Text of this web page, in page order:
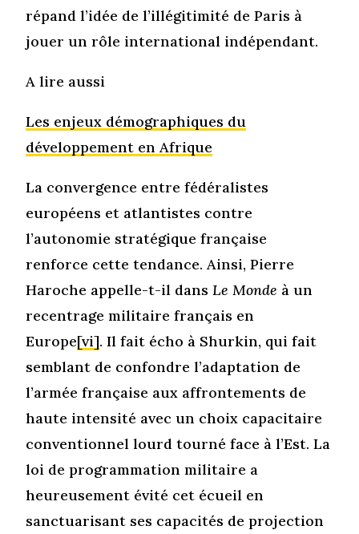
répand l’idée de l’illégitimité de Paris à
jouer un rôle international indépendant.
A lire aussi
Les enjeux démographiques du
développement en Afrique
La convergence entre fédéralistes
européens et atlantistes contre
l’autonomie stratégique française
renforce cette tendance. Ainsi, Pierre
Haroche appelle-t-il dansLe Monde à un
recentrage militaire français en
Europe[vi]. Il fait écho à Shurkin, qui fait
semblant de confondre l’adaptation de
l’armée française aux affrontements de
haute intensité avec un choix capacitaire
conventionnel lourd tourné face à l’Est. La
loi de programmation militaire a
heureusement évité cet écueil en
sanctuarisant ses capacités de projection